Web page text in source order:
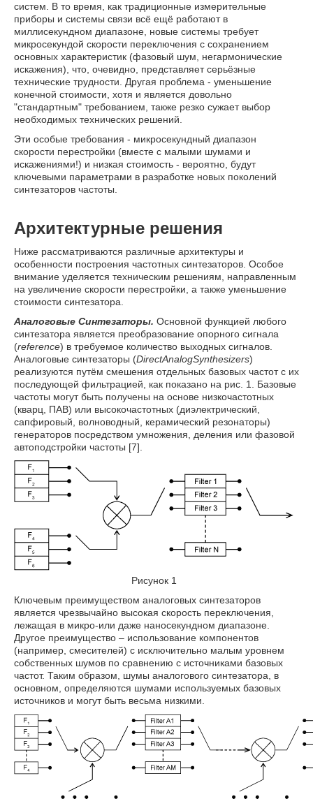
систем. В то время, как традиционные измерительные
приборы и системы связи всё ещё работают в
миллисекундном диапазоне, новые системы требует
микросекундой скорости переключения с сохранением
основных характеристик (фазовый шум, негармонические
искажения), что, очевидно, представляет серьёзные
технические трудности. Другая проблема - уменьшение
конечной стоимости, хотя и является довольно
"стандартным" требованием, также резко сужает выбор
необходимых технических решений.
Эти особые требования - микросекундный диапазон
скорости перестройки (вместе с малыми шумами и
искажениями!) и низкая стоимость - вероятно, будут
ключевыми параметрами в разработке новых поколений
синтезаторов частоты.
Архитектурные решения
Ниже рассматриваются различные архитектуры и
особенности построения частотных синтезаторов. Особое
внимание уделяется техническим решениям, направленным
на увеличение скорости перестройки, а также уменьшение
стоимости синтезатора.
Аналоговые Синтезаторы. Основной функцией любого
синтезатора является преобразование опорного сигнала
(reference) в требуемое количество выходных сигналов.
Аналоговые синтезаторы (DirectAnalogSynthesizers)
реализуются путём смешения отдельных базовых частот с их
последующей фильтрацией, как показано на рис. 1. Базовые
частоты могут быть получены на основе низкочастотных
(кварц, ПАВ) или высокочастотных (диэлектрический,
сапфировый, волноводный, керамический резонаторы)
генераторов посредством умножения, деления или фазовой
автоподстройки частоты [7].
Рисунок 1
Ключевым преимуществом аналоговых синтезаторов
является чрезвычайно высокая скорость переключения,
лежащая в микро-или даже наносекундном диапазоне.
Другое преимущество – использование компонентов
(например, смесителей) с исключительно малым уровнем
собственных шумов по сравнению с источниками базовых
частот. Таким образом, шумы аналогового синтезатора, в
основном, определяются шумами используемых базовых
источников и могут быть весьма низкими.